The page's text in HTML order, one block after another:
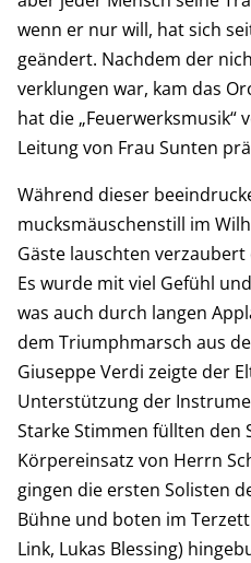
wenn er nur will, hat sich
geändert. Nachdem der
verklungen war, kam das
hat die „Feuerwerksmusik“
Leitung von Frau Sunten
Während dieser
mucksmäuschenstill im
Gäste lauschten
Es wurde mit viel Gefühl
was auch durch langen
dem Triumphmarsch aus
Giuseppe Verdi zeigte der
Unterstützung der
Starke Stimmen füllten den
Körpereinsatz von Herrn
gingen die ersten Solisten
Bühne und boten im
Link, Lukas Blessing)